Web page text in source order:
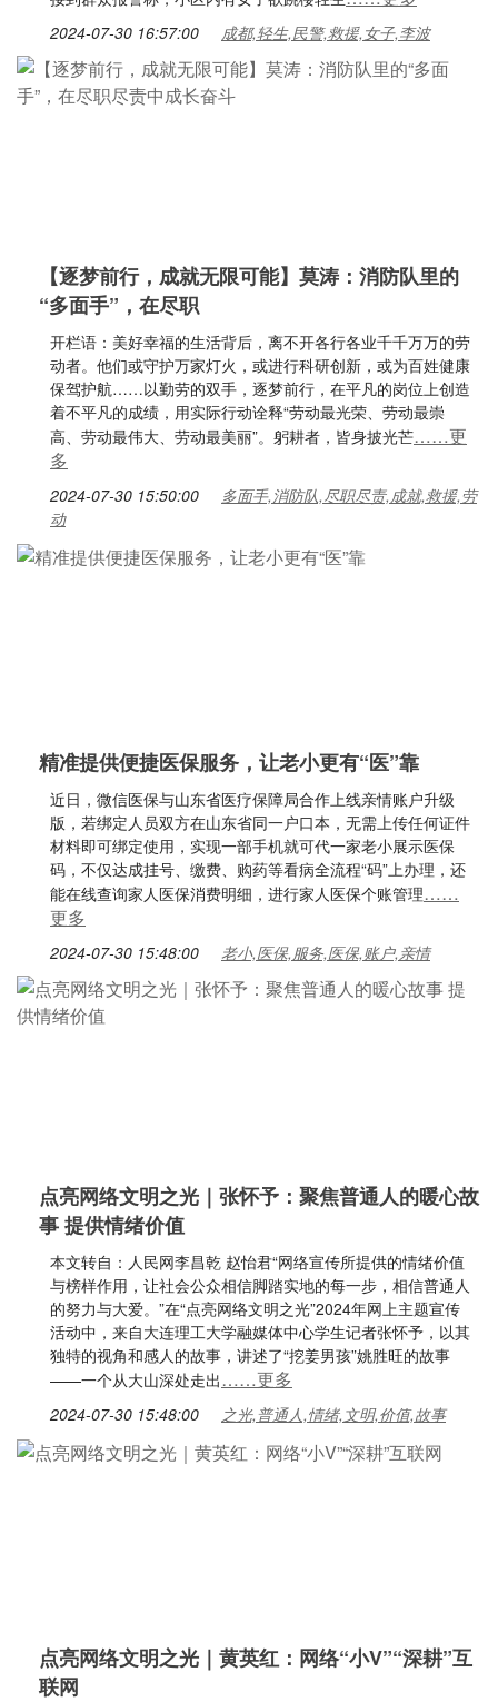
2024-07-30 16:57:00 成都,轻生,民警,救援,女子,李波
【逐梦前行，成就无限可能】莫涛：消防队里的
“多面手”，在尽职
开栏语：美好幸福的生活背后，离不开各行各业千千万万的劳
动者。他们或守护万家灯火，或进行科研创新，或为百姓健康
保驾护航……以勤劳的双手，逐梦前行，在平凡的岗位上创造
着不平凡的成绩，用实际行动诠释“劳动最光荣、劳动最崇
高、劳动最伟大、劳动最美丽”。躬耕者，皆身披光芒……更
多
2024-07-30 15:50:00
多面手,消防队,尽职尽责,成就,救援,劳
动
精准提供便捷医保服务，让老小更有“医”靠
近日，微信医保与山东省医疗保障局合作上线亲情账户升级
版，若绑定人员双方在山东省同一户口本，无需上传任何证件
材料即可绑定使用，实现一部手机就可代一家老小展示医保
码，不仅达成挂号、缴费、购药等看病全流程“码”上办理，还
能在线查询家人医保消费明细，进行家人医保个账管理……
更多
2024-07-30 15:48:00 老小,医保,服务,医保,账户,亲情
点亮网络文明之光｜张怀予：聚焦普通人的暖心故
事 提供情绪价值
本文转自：人民网李昌乾 赵怡君“网络宣传所提供的情绪价值
与榜样作用，让社会公众相信脚踏实地的每一步，相信普通人
的努力与大爱。”在“点亮网络文明之光”2024年网上主题宣传
活动中，来自大连理工大学融媒体中心学生记者张怀予，以其
独特的视角和感人的故事，讲述了“挖姜男孩”姚胜旺的故事
——一个从大山深处走出……更多
2024-07-30 15:48:00 之光,普通人,情绪,文明,价值,故事
点亮网络文明之光｜黄英红：网络“小V”“深耕”互
联网